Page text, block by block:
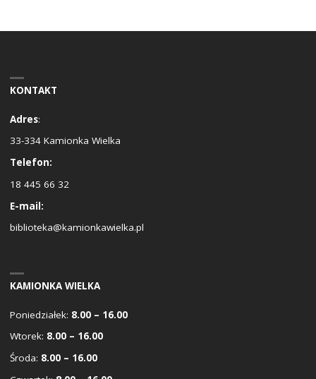
KONTAKT
Adres:
33-334 Kamionka Wielka
Telefon:
18 445 66 32
E-mail:
biblioteka@kamionkawielka.pl
KAMIONKA WIELKA
Poniedziałek: 8.00 – 16.00
Wtorek: 8.00 – 16.00
Środa: 8.00 – 16.00